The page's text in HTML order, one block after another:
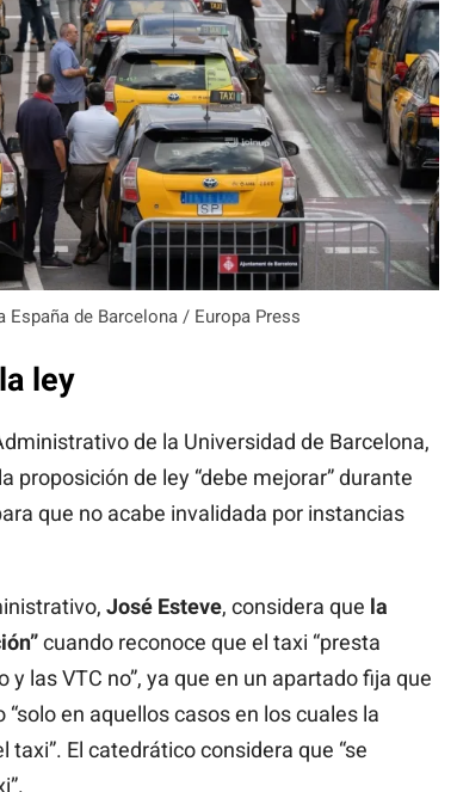
España de Barcelona / Europa Press
ley
de la Universidad de Barcelona,
proposición de ley “debe mejorar” durante
que no acabe invalidada por instancias
José Esteve, considera que la
cuando reconoce que el taxi “presta
las VTC no”, ya que en un apartado fija que
en aquellos casos en los cuales la
El catedrático considera que “se